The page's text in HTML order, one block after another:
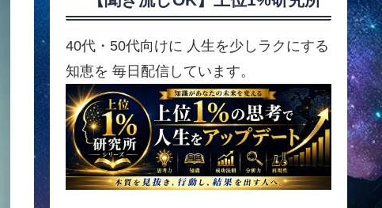
40代・50代向けに 人生を少しラクにする
知恵を 毎日配信しています。